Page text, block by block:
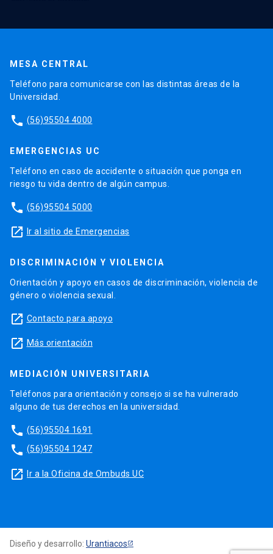
MESA CENTRAL
Teléfono para comunicarse con las distintas áreas de la
Universidad.
phone (56)95504 4000
EMERGENCIAS UC
Teléfono en caso de accidente o situación que ponga en
riesgo tu vida dentro de algún campus.
phone (56)95504 5000
launch Ir al sitio de Emergencias
DISCRIMINACIÓN Y VIOLENCIA
Orientación y apoyo en casos de discriminación, violencia de
género o violencia sexual.
launch Contacto para apoyo
launch Más orientación
MEDIACIÓN UNIVERSITARIA
Teléfonos para orientación y consejo si se ha vulnerado
alguno de tus derechos en la universidad.
phone (56)95504 1691
phone (56)95504 1247
launch Ir a la Oficina de Ombuds UC
Diseño y desarrollo: Urantiacos